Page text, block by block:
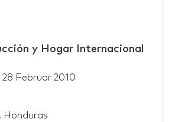
y Hogar Internacional
28 Februar 2010
Honduras